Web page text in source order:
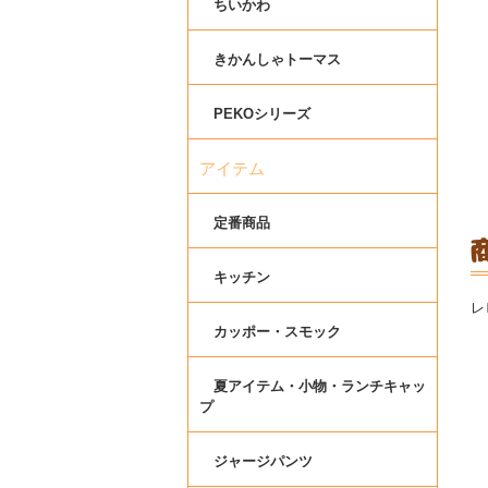
ちいかわ
きかんしゃトーマス
PEKOシリーズ
アイテム
定番商品
キッチン
カッポー・スモック
夏アイテム・小物・ランチキャッ
プ
ジャージパンツ